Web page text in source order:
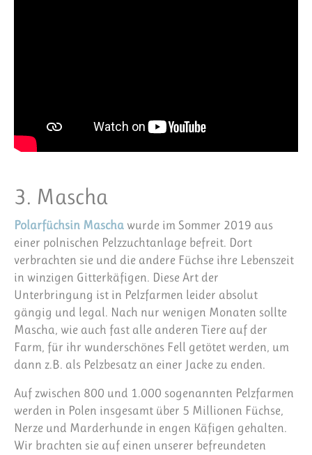
3. Mascha
Polarfüchsin Mascha wurde im Sommer 2019 aus
einer polnischen Pelzzuchtanlage befreit. Dort
verbrachten sie und die andere Füchse ihre Lebenszeit
in winzigen Gitterkäfigen. Diese Art der
Unterbringung ist in Pelzfarmen leider absolut
gängig und legal. Nach nur wenigen Monaten sollte
Mascha, wie auch fast alle anderen Tiere auf der
Farm, für ihr wunderschönes Fell getötet werden, um
dann z.B. als Pelzbesatz an einer Jacke zu enden.
Auf zwischen 800 und 1.000 sogenannten Pelzfarmen
werden in Polen insgesamt über 5 Millionen Füchse,
Nerze und Marderhunde in engen Käfigen gehalten.
Wir brachten sie auf einen unserer befreundeten